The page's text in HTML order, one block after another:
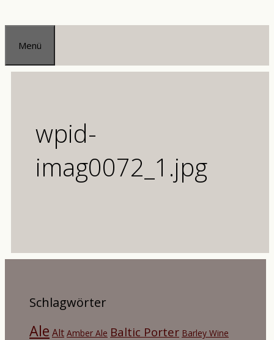
Zum
Inhalt
springen
Menü
wpid-
imag0072_1.jpg
Schlagwörter
Ale Alt Amber Ale Baltic Porter Barley Wine